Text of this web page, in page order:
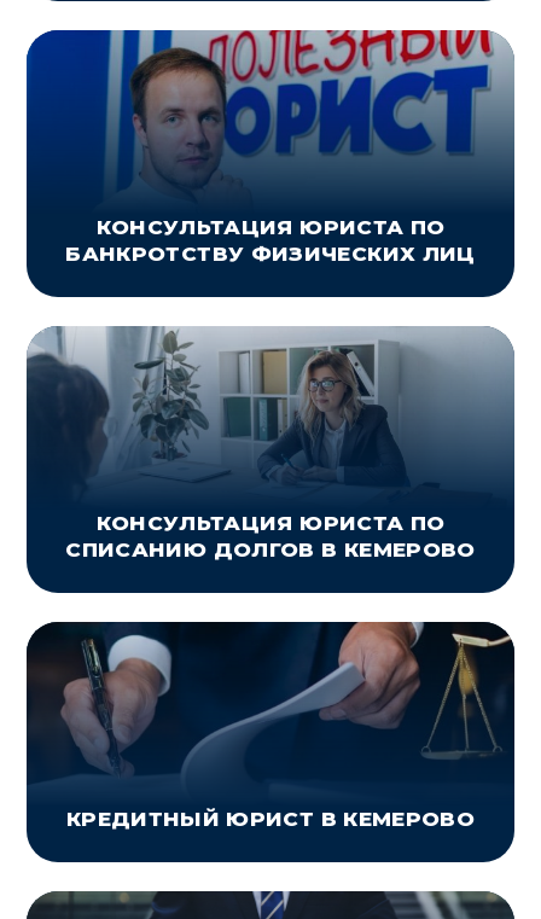
КОНСУЛЬТАЦИЯ ЮРИСТА ПО
БАНКРОТСТВУ ФИЗИЧЕСКИХ ЛИЦ
КОНСУЛЬТАЦИЯ ЮРИСТА ПО
СПИСАНИЮ ДОЛГОВ В КЕМЕРОВО
КРЕДИТНЫЙ ЮРИСТ В КЕМЕРОВО